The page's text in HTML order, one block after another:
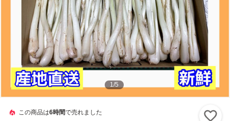
1/5
この商品は6時間で売れました